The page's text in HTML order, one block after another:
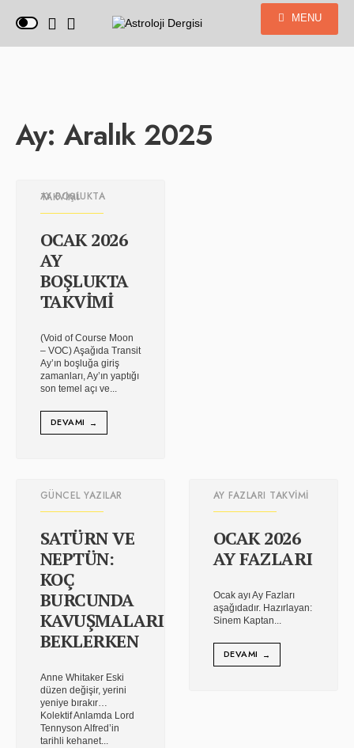
MENU
Ay:Aralık 2025
AY BOŞLUKTA TAKVIMI
OCAK 2026
AY
BOŞLUKTA
TAKVİMİ
(Void of Course Moon
– VOC) Aşağıda Transit
Ay’ın boşluğa giriş
zamanları, Ay’ın yaptığı
son temel açı ve...
DEVAMI →
GÜNCEL YAZILAR
SATÜRN VE
NEPTÜN:
KOÇ
BURCUNDA
KAVUŞMALARINI
BEKLERKEN
Anne Whitaker Eski
düzen değişir, yerini
yeniye bırakır…
Kolektif Anlamda Lord
Tennyson Alfred’in
tarihli kehanet...
AY FAZLARI TAKVIMI
OCAK 2026
AY FAZLARI
Ocak ayı Ay Fazları
aşağıdadır. Hazırlayan:
Sinem Kaptan...
DEVAMI →